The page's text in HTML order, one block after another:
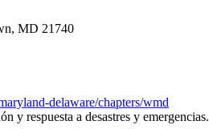
MD 21740
delaware/chapters/wmd
y respuesta a desastres y emergencias.